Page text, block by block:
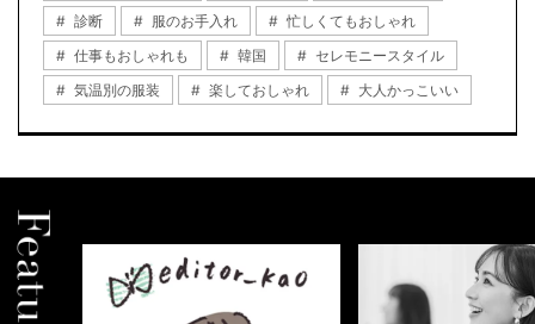
診断
服のお手入れ
忙しくてもおしゃれ
仕事もおしゃれも
韓国
セレモニースタイル
気温別の服装
楽しておしゃれ 大人かっこいい